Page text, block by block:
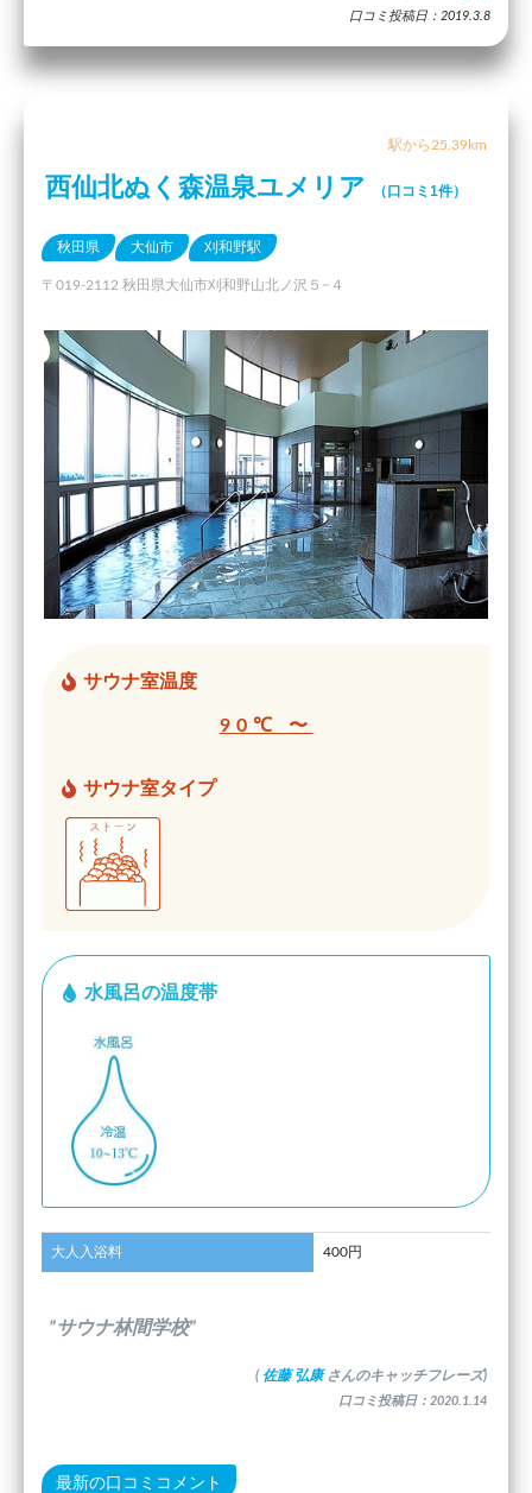
口コミ投稿日：2019.3.8
駅から25.39km
西仙北ぬく森温泉ユメリア （口コミ1件）
秋田県 大仙市 刈和野駅
〒019-2112 秋田県大仙市刈和野山北ノ沢５−４
サウナ室温度
90℃ 〜
サウナ室タイプ
水風呂の温度帯
大人入浴料 400円
”サウナ林間学校”
( 佐藤 弘康 さんのキャッチフレーズ)
口コミ投稿日：2020.1.14
最新の口コミコメント